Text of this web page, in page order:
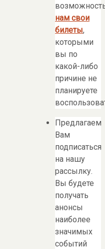
нам свои
билеты,
которыми
вы по
какой-либо
причине не
планируете
Предлагаем
Вам
подписаться
на нашу
рассылку.
Вы будете
получать
анонсы
наиболее
значимых
событий